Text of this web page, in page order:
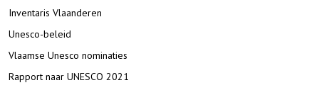
Inventaris Vlaanderen
Unesco-beleid
Vlaamse Unesco nominaties
Rapport naar UNESCO 2021